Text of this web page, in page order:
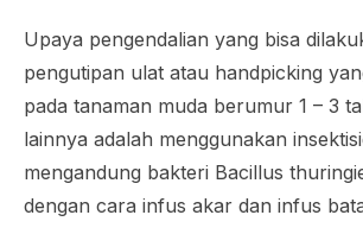
Upaya pengendalian yang bisa
pengutipan ulat atau handpicking
pada tanaman muda berumur 1 – 3
lainnya adalah menggunakan
mengandung bakteri Bacillus
dengan cara infus akar dan infus